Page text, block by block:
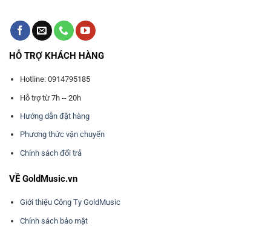
HỖ TRỢ KHÁCH HÀNG
Hotline: 0914795185
Hỗ trợ từ 7h -- 20h
Hướng dẫn đặt hàng
Phương thức vận chuyển
Chính sách đổi trả
VỀ GoldMusic.vn
Giới thiệu Công Ty GoldMusic
Chính sách bảo mật